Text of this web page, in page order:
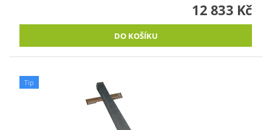
12 833 Kč
Tip